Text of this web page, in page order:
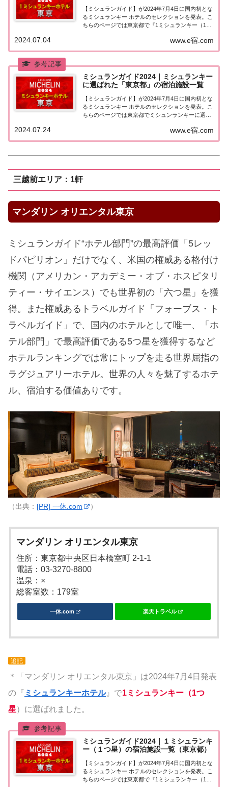
【ミシュランガイド】が2024年7月4日に国内初とな
るミシュランキー ホテルのセレクションを発表。こ
ちらのページでは東京都で『1ミシュランキー（1つ
覧にまとめました。ミシュランガイド2024『1ミシ
ュランキー（1つ星）』の宿泊施設東京...
www.e宿.com
2024.07.04
ミシュランガイド2024｜ミシュランキー
に選ばれた「東京都」の宿泊施設一覧
【ミシュランガイド】が2024年7月4日に国内初とな
るミシュランキー ホテルのセレクションを発表。こ
ちらのページでは東京都でミシュンランキーに選ば
た。「ミシュランキー2024」に選ばれた「東京都」
の宿泊施設東京都でミシュランガイド20...
www.e宿.com
2024.07.24
三越前エリア：1軒
マンダリン オリエンタル東京
ミシュランガイド“ホテル部門”の最高評価「5レッ
ドパピリオン」だけでなく、米国の権威ある格付け
機関（アメリカン・アカデミー・オブ・ホスピタリ
ティー・サイエンス）でも世界初の「六つ星」を獲
得。また権威あるトラベルガイド「フォーブス・ト
ラベルガイド」で、国内のホテルとして唯一、「ホ
テル部門」で最高評価である5つ星を獲得するなど
ホテルランキングでは常にトップを走る世界屈指の
ラグジュアリーホテル。世界の人々を魅了するホテ
ル、宿泊する価値ありです。
（出典： [PR] 一休.com ）
マンダリン オリエンタル東京
住所：東京都中央区日本橋室町 2-1-1
電話：03-3270-8800
温泉：×
総客室数：179室
一休.com 楽天トラベル
追記
＊「マンダリン オリエンタル東京」は2024年7月4日発表
の『 ミシュランキーホテル』で1ミシュランキー（1つ
星）に選ばれました。
ミシュランガイド2024｜１ミシュランキ
ー（１つ星）の宿泊施設一覧（東京都）
【ミシュランガイド】が2024年7月4日に国内初とな
るミシュランキー ホテルのセレクションを発表。こ
ちらのページでは東京都で『1ミシュランキー（1つ